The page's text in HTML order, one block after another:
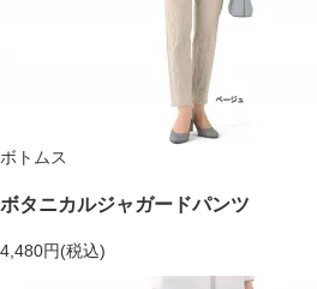
ボトムス
ボタニカルジャガードパンツ
4,480円(税込)